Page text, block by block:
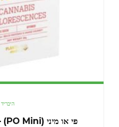
היבריד
פי או מיני (PO Mini) – היבריד T22/C4